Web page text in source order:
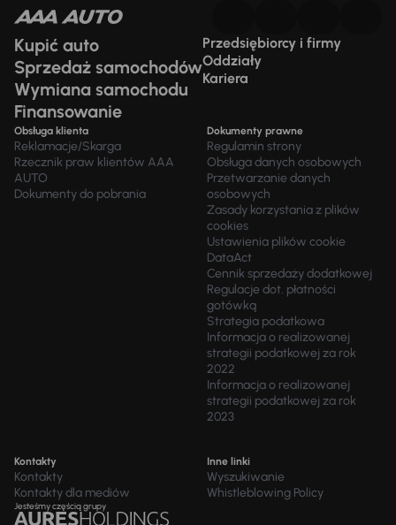
Kupić auto
Sprzedaż samochodów
Wymiana samochodu
Finansowanie
Przedsiębiorcy i firmy
Oddziały
Kariera
Obsługa klienta
Reklamacje/Skarga
Rzecznik praw klientów AAA
AUTO
Dokumenty do pobrania
Dokumenty prawne
Regulamin strony
Obsługa danych osobowych
Przetwarzanie danych
osobowych
Zasady korzystania z plików
cookies
Ustawienia plików cookie
DataAct
Cennik sprzedaży dodatkowej
Regulacje dot. płatności
gotówką
Strategia podatkowa
Informacja o realizowanej
strategii podatkowej za rok
2022
Informacja o realizowanej
strategii podatkowej za rok
2023
Kontakty
Kontakty
Kontakty dla mediów
Inne linki
Wyszukiwanie
Whistleblowing Policy
Jesteśmy częścią grupy